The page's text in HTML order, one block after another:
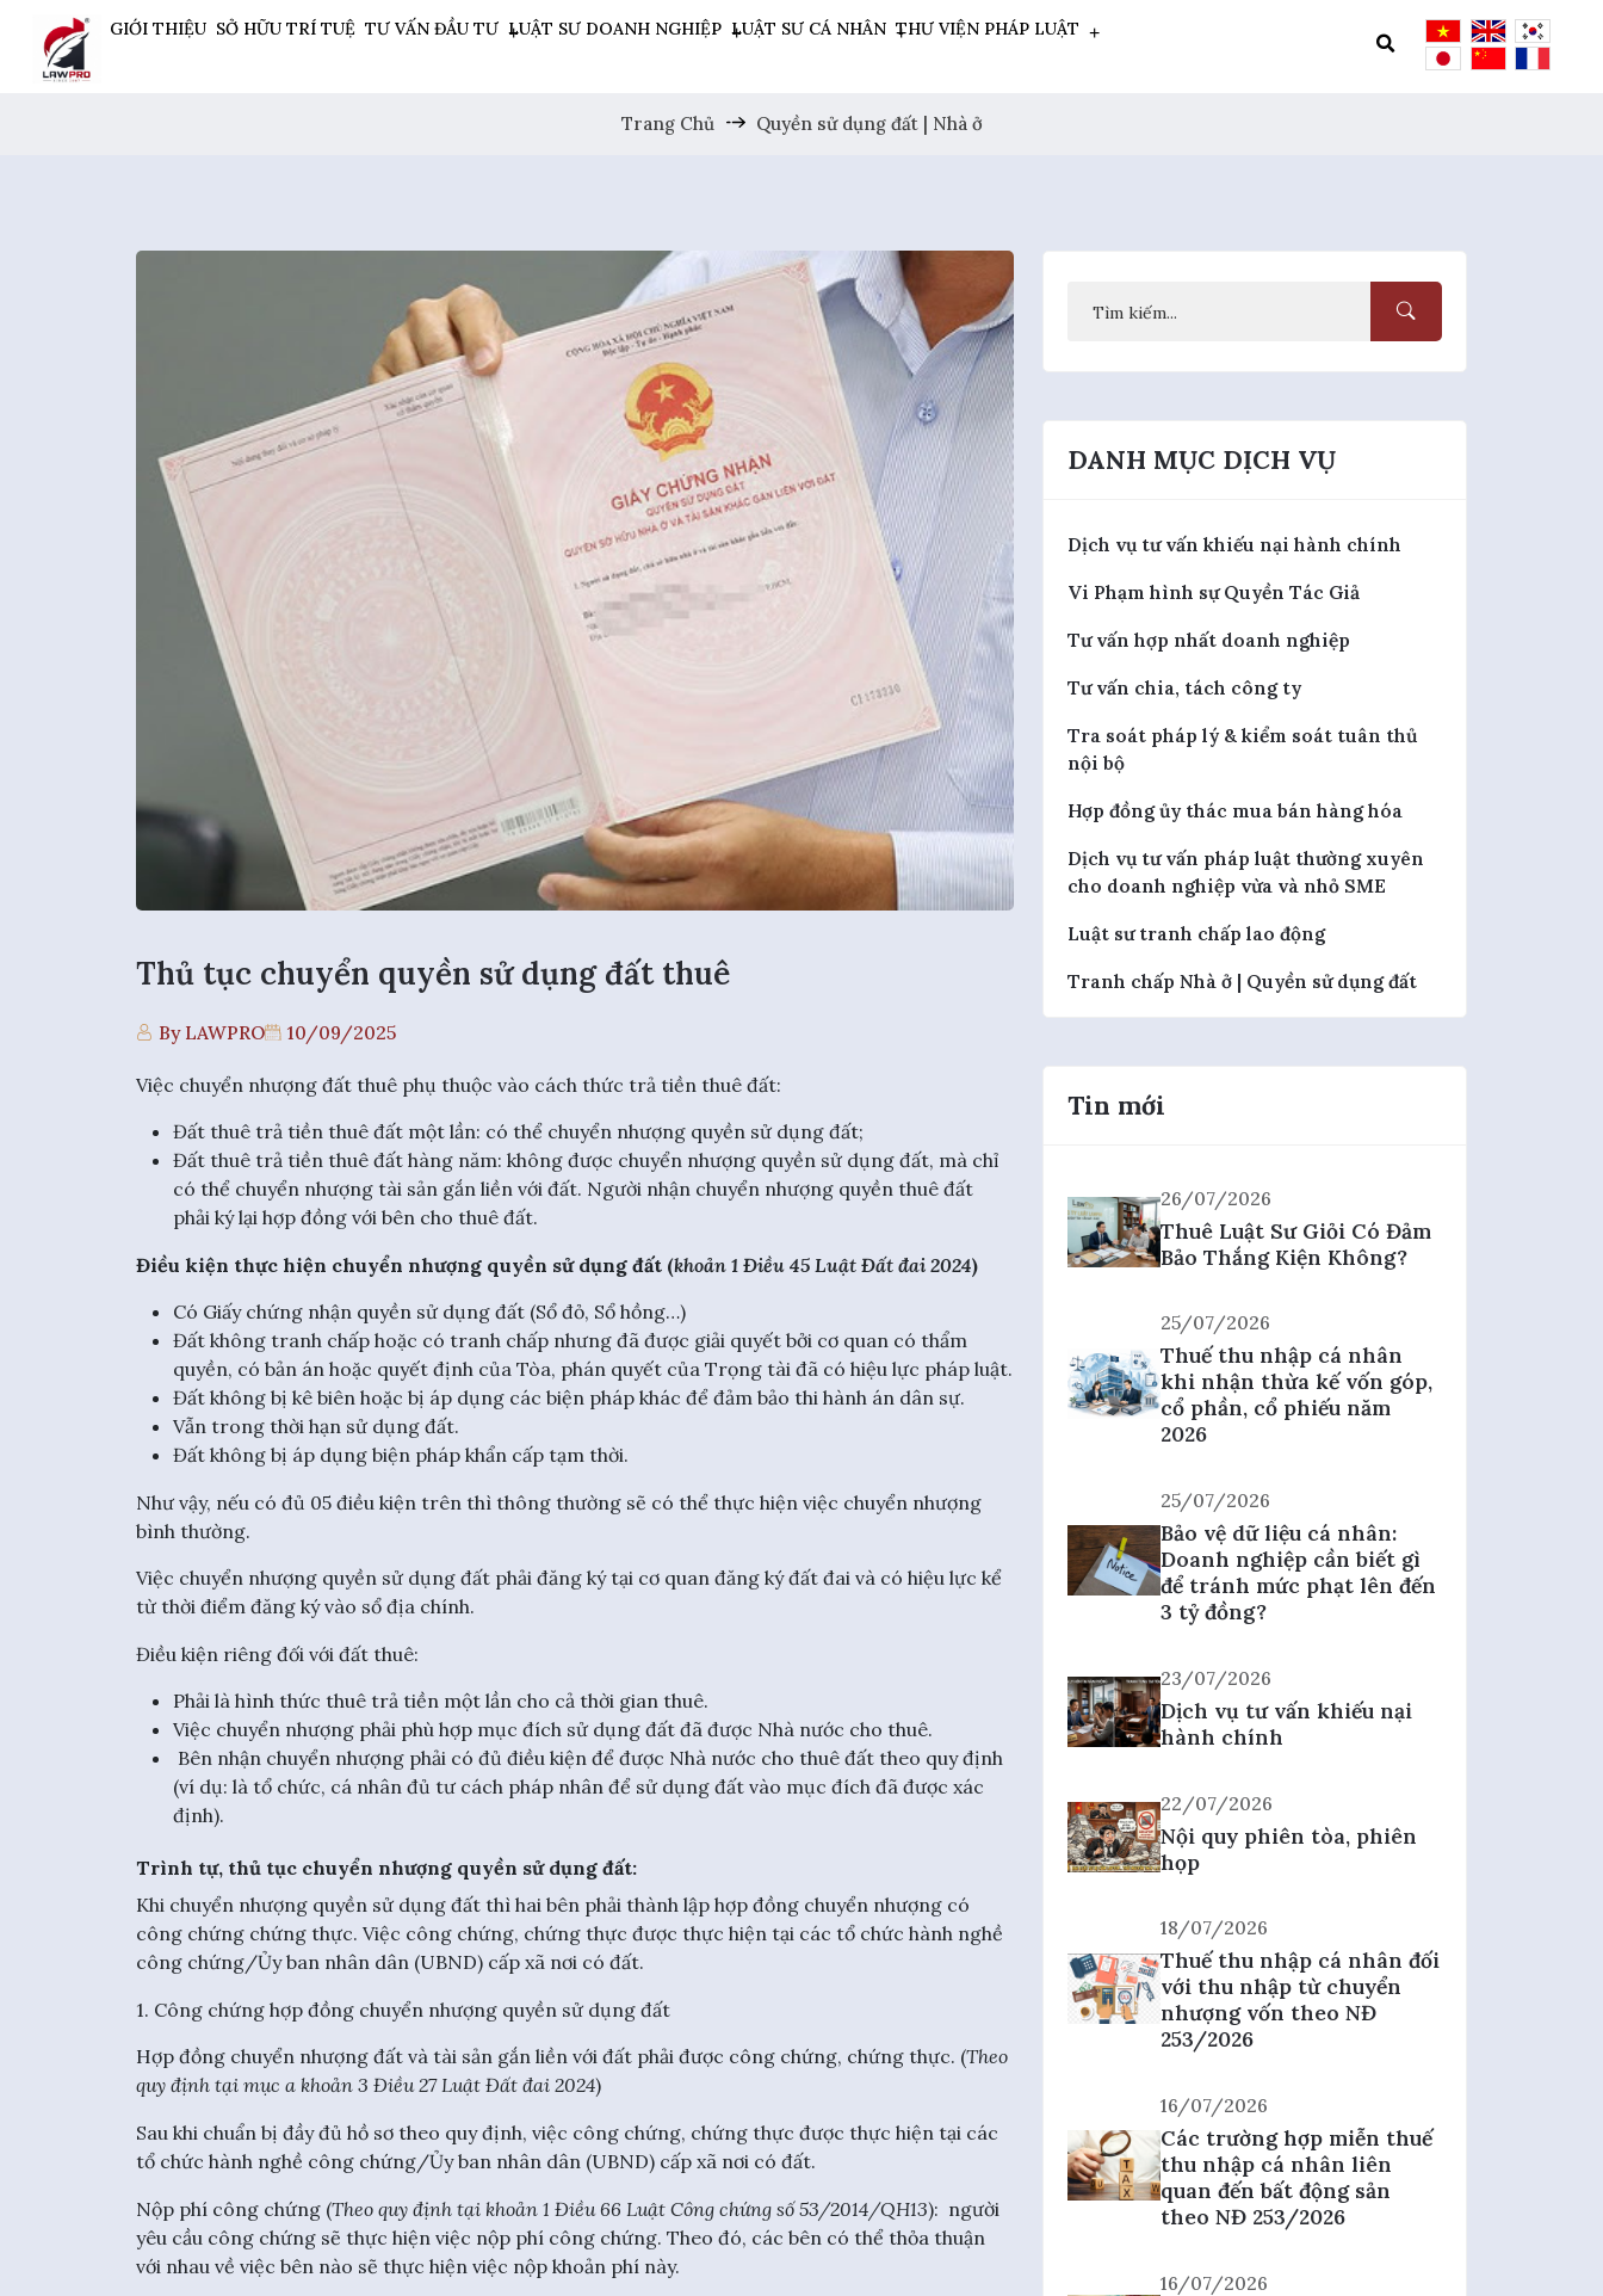
GIỚI THIỆU SỞ HỮU TRÍ TUỆ TƯ VẤN ĐẦU TƯ LUẬT SƯ DOANH NGHIỆP LUẬT SƯ CÁ NHÂN THƯ VIỆN PHÁP LUẬT
Trang Chủ Quyền sử dụng đất | Nhà ở
Thủ tục chuyển quyền sử dụng đất thuê
By LAWPRO 10/09/2025
Việc chuyển nhượng đất thuê phụ thuộc vào cách thức trả tiền thuê đất:
Đất thuê trả tiền thuê đất một lần: có thể chuyển nhượng quyền sử dụng đất;
Đất thuê trả tiền thuê đất hàng năm: không được chuyển nhượng quyền sử dụng đất, mà chỉ
có thể chuyển nhượng tài sản gắn liền với đất. Người nhận chuyển nhượng quyền thuê đất
phải ký lại hợp đồng với bên cho thuê đất.
Điều kiện thực hiện chuyển nhượng quyền sử dụng đất (khoản 1 Điều 45 Luật Đất đai 2024)
Có Giấy chứng nhận quyền sử dụng đất (Sổ đỏ, Sổ hồng…)
Đất không tranh chấp hoặc có tranh chấp nhưng đã được giải quyết bởi cơ quan có thẩm
quyền, có bản án hoặc quyết định của Tòa, phán quyết của Trọng tài đã có hiệu lực pháp luật.
Đất không bị kê biên hoặc bị áp dụng các biện pháp khác để đảm bảo thi hành án dân sự.
Vẫn trong thời hạn sử dụng đất.
Đất không bị áp dụng biện pháp khẩn cấp tạm thời.
Như vậy, nếu có đủ 05 điều kiện trên thì thông thường sẽ có thể thực hiện việc chuyển nhượng
bình thường.
Việc chuyển nhượng quyền sử dụng đất phải đăng ký tại cơ quan đăng ký đất đai và có hiệu lực kể
từ thời điểm đăng ký vào sổ địa chính.
Điều kiện riêng đối với đất thuê:
Phải là hình thức thuê trả tiền một lần cho cả thời gian thuê.
Việc chuyển nhượng phải phù hợp mục đích sử dụng đất đã được Nhà nước cho thuê.
Bên nhận chuyển nhượng phải có đủ điều kiện để được Nhà nước cho thuê đất theo quy định
(ví dụ: là tổ chức, cá nhân đủ tư cách pháp nhân để sử dụng đất vào mục đích đã được xác
định).
Trình tự, thủ tục chuyển nhượng quyền sử dụng đất:
Khi chuyển nhượng quyền sử dụng đất thì hai bên phải thành lập hợp đồng chuyển nhượng có
công chứng chứng thực. Việc công chứng, chứng thực được thực hiện tại các tổ chức hành nghề
công chứng/Ủy ban nhân dân (UBND) cấp xã nơi có đất.
1. Công chứng hợp đồng chuyển nhượng quyền sử dụng đất
Hợp đồng chuyển nhượng đất và tài sản gắn liền với đất phải được công chứng, chứng thực. (Theo
quy định tại mục a khoản 3 Điều 27 Luật Đất đai 2024)
Sau khi chuẩn bị đầy đủ hồ sơ theo quy định, việc công chứng, chứng thực được thực hiện tại các
tổ chức hành nghề công chứng/Ủy ban nhân dân (UBND) cấp xã nơi có đất.
Nộp phí công chứng (Theo quy định tại khoản 1 Điều 66 Luật Công chứng số 53/2014/QH13): người
yêu cầu công chứng sẽ thực hiện việc nộp phí công chứng. Theo đó, các bên có thể thỏa thuận
với nhau về việc bên nào sẽ thực hiện việc nộp khoản phí này.
DANH MỤC DỊCH VỤ
Dịch vụ tư vấn khiếu nại hành chính
Vi Phạm hình sự Quyền Tác Giả
Tư vấn hợp nhất doanh nghiệp
Tư vấn chia, tách công ty
Tra soát pháp lý & kiểm soát tuân thủ
nội bộ
Hợp đồng ủy thác mua bán hàng hóa
Dịch vụ tư vấn pháp luật thường xuyên
cho doanh nghiệp vừa và nhỏ SME
Luật sư tranh chấp lao động
Tranh chấp Nhà ở | Quyền sử dụng đất
Tin mới
26/07/2026
Thuê Luật Sư Giỏi Có Đảm
Bảo Thắng Kiện Không?
25/07/2026
Thuế thu nhập cá nhân
khi nhận thừa kế vốn góp,
cổ phần, cổ phiếu năm
2026
25/07/2026
Bảo vệ dữ liệu cá nhân:
Doanh nghiệp cần biết gì
để tránh mức phạt lên đến
3 tỷ đồng?
23/07/2026
Dịch vụ tư vấn khiếu nại
hành chính
22/07/2026
Nội quy phiên tòa, phiên
họp
18/07/2026
Thuế thu nhập cá nhân đối
với thu nhập từ chuyển
nhượng vốn theo NĐ
253/2026
16/07/2026
Các trường hợp miễn thuế
thu nhập cá nhân liên
quan đến bất động sản
theo NĐ 253/2026
16/07/2026